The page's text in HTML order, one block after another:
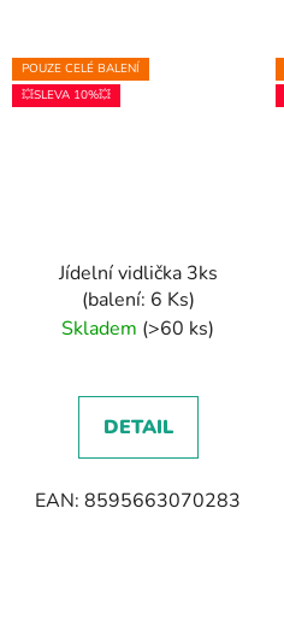
POUZE CELÉ BALENÍ
💥SLEVA 10%💥
Jídelní vidlička 3ks
(balení: 6 Ks)
Skladem (>60 ks)
DETAIL
EAN: 8595663070283